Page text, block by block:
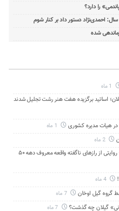
را دارد؟
شده
اساتید برگزیده هفت هنر رشت تجلیل شدند
در هیات مدیره کشوری
2 ماه
از رازهای ناگفته واقعه معروف دهه ۵۰
4 ماه
گروه گیل اوخان 7 ماه
گیلان چه گذشت؟